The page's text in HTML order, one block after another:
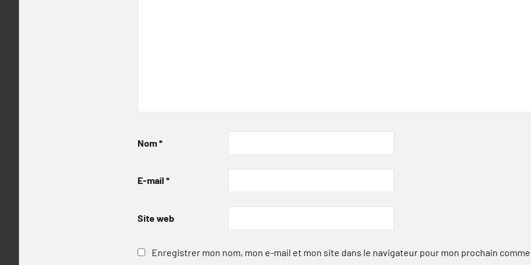
Nom*
E-mail *
Site web
Enregistrer mon nom, mon e-mail et mon site dans le navigateur pour mon prochain